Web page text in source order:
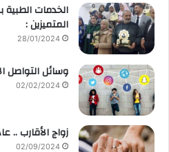
الخدمات الطبية
المتميزين :
28/01/2024
وسائل التواصل
02/02/2024
زواج الأقارب ..
02/09/2024